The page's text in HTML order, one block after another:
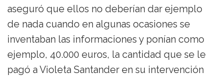
aseguró que ellos no deberían dar ejemplo
de nada cuando en algunas ocasiones se
inventaban las informaciones y ponían como
ejemplo, 40.000 euros, la cantidad que se le
pagó a Violeta Santander en su intervención